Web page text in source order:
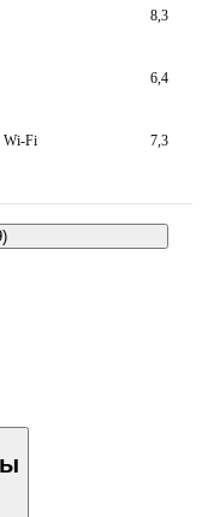
8,3
6,4
Wi-Fi 7,3